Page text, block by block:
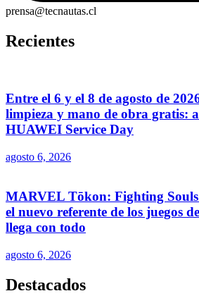
prensa@tecnautas.cl
Recientes
Entre el 6 y el 8 de agosto de
limpieza y mano de obra gratis:
HUAWEI Service Day
agosto 6, 2026
MARVEL Tōkon: Fighting Souls
el nuevo referente de los juegos
llega con todo
agosto 6, 2026
Destacados